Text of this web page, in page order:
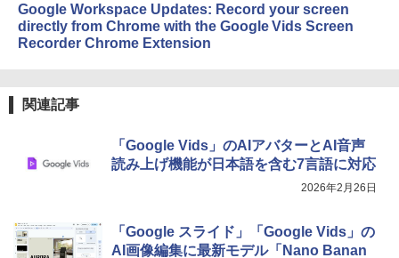
Google Workspace Updates: Record your screen
directly from Chrome with the Google Vids Screen
Recorder Chrome Extension
関連記事
「Google Vids」のAIアバターとAI音声
読み上げ機能が日本語を含む7言語に対応
2026年2月26日
「Google スライド」「Google Vids」の
AI画像編集に最新モデル「Nano Banan